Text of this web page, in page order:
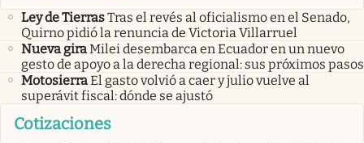
Ley de TierrasTras el revés al oficialismo en el Senado,
Quirno pidió la renuncia de Victoria Villarruel
Nueva giraMilei desembarca en Ecuador en un nuevo
gesto de apoyo a la derecha regional: sus próximos pasos
MotosierraEl gasto volvió a caer y julio vuelve al
superávit fiscal: dónde se ajustó
Cotizaciones